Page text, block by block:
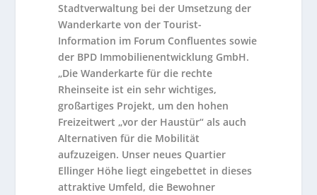
Stadtverwaltung bei der Umsetzung der
Wanderkarte von der Tourist-
Information im Forum Confluentes sowie
der BPD Immobilienentwicklung GmbH.
„Die Wanderkarte für die rechte
Rheinseite ist ein sehr wichtiges,
großartiges Projekt, um den hohen
Freizeitwert „vor der Haustür“ als auch
Alternativen für die Mobilität
aufzuzeigen. Unser neues Quartier
Ellinger Höhe liegt eingebettet in dieses
attraktive Umfeld, die Bewohner